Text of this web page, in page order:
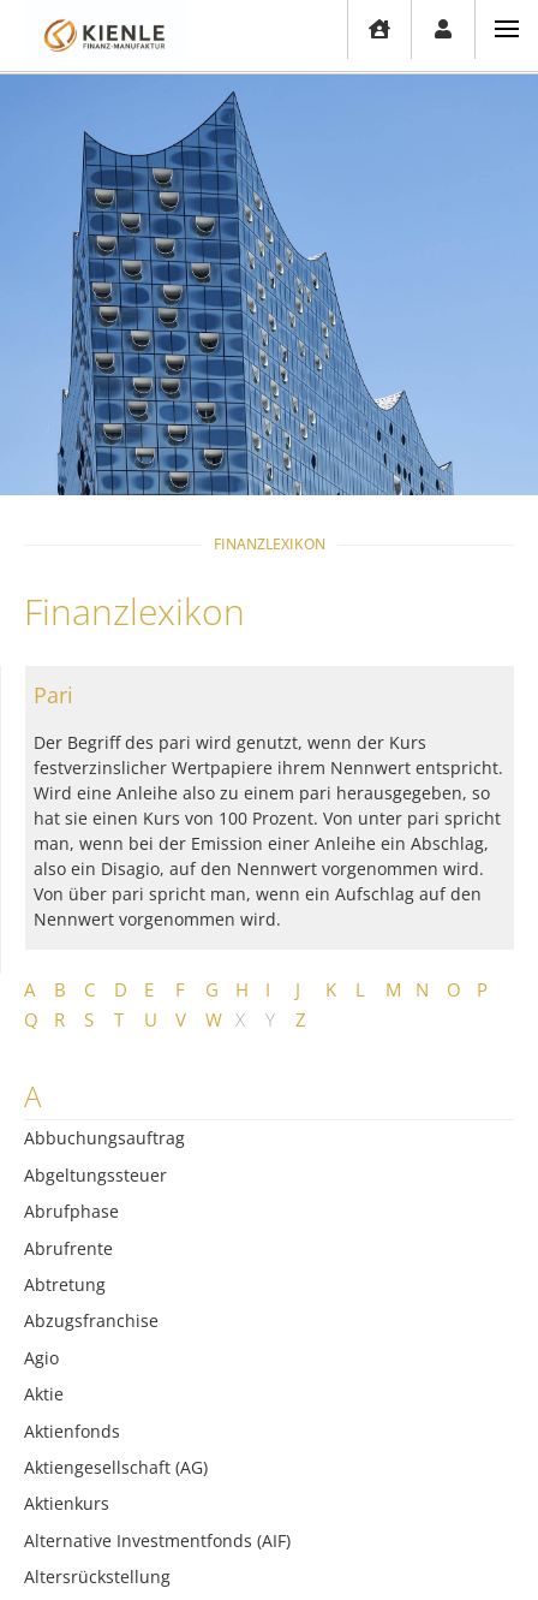
FINANZLEXIKON
Finanzlexikon
A B C D E F G H I J K L M N O
P
Q
R S T U V W X Y Z
A
Abbuchungsauftrag
Abgeltungssteuer
Abrufphase
Abrufrente
Abtretung
Abzugsfranchise
Agio
Aktie
Aktienfonds
Aktiengesellschaft (AG)
Aktienkurs
Alternative Investmentfonds (AIF)
Altersrückstellung
Pari
Der Begriff des pari wird genutzt, wenn der Kurs
festverzinslicher Wertpapiere ihrem Nennwert entspricht.
Wird eine Anleihe also zu einem pari herausgegeben, so
hat sie einen Kurs von 100 Prozent. Von unter pari spricht
man, wenn bei der Emission einer Anleihe ein Abschlag,
also ein Disagio, auf den Nennwert vorgenommen wird.
Von über pari spricht man, wenn ein Aufschlag auf den
Nennwert vorgenommen wird.